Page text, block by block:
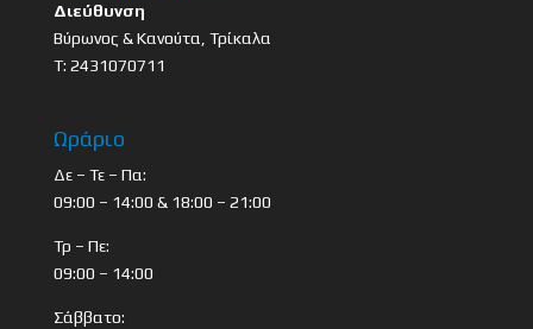
Διεύθυνση
Βύρωνος & Κανούτα, Τρίκαλα
Τ: 2431070711
Ωράριο
Δε – Τε – Πα:
09:00 – 14:00 & 18:00 – 21:00
Τρ – Πε:
09:00 – 14:00
Σάββατο: